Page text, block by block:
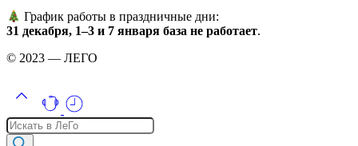
График работы в праздничные дни:
31 декабря, 1–3 и 7 января база не работает.
© 2023 — ЛЕГО
Поиск
товаров